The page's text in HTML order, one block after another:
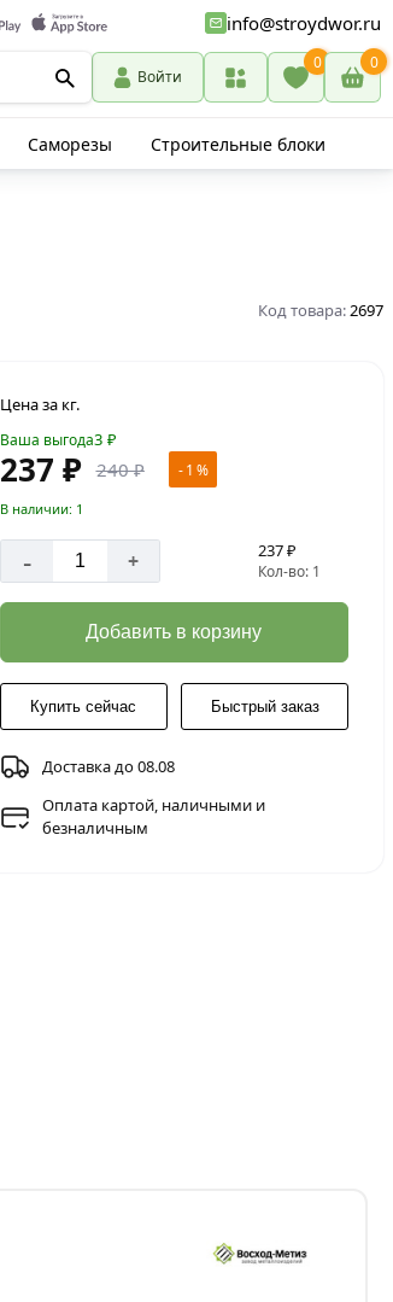
info@stroydwor.ru
Войти
0 0
Саморезы Строительные блоки
Код товара:2697
Цена за кг.
Ваша выгода3 ₽
237 ₽ 240 ₽ - 1 %
В наличии: 1
- + 237 ₽
Кол-во: 1
Добавить в корзину
Купить сейчас Быстрый заказ
Доставка до 08.08
Оплата картой, наличными и
безналичным